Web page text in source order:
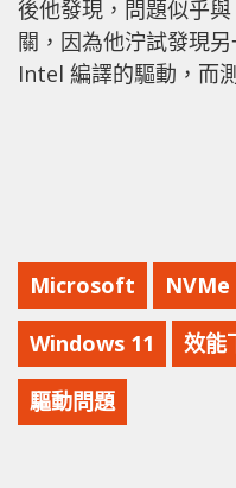
後他發現，問題似乎
關，因為他泞試發現
Intel 編譯的驅動，而
Microsoft NVMe
Windows 11 效能
驅動問題